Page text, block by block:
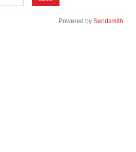
Powered by Sendsmith